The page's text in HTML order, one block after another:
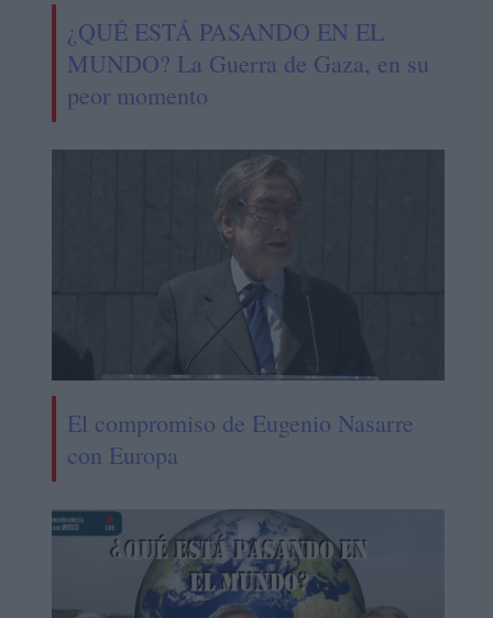
¿QUÉ ESTÁ PASANDO EN EL
MUNDO? La Guerra de Gaza, en su
peor momento
El compromiso de Eugenio Nasarre
con Europa